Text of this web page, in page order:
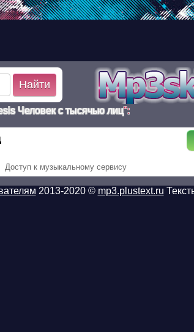
110 Warning: mkdir(): No such file or
Найти
Человек с тысячью лиц":
Доступ к музыкальному сервису
2013-2020 © mp3.plustext.ru